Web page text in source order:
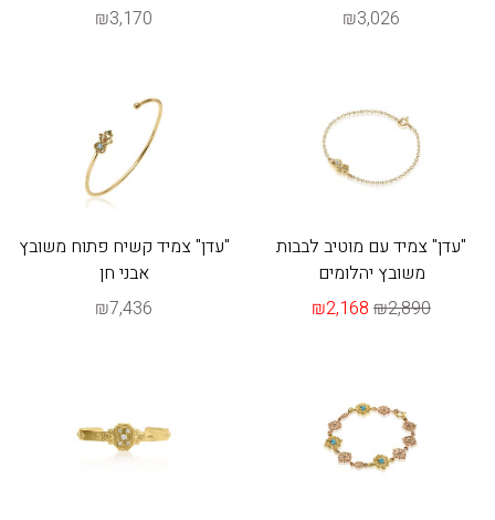
₪3,026
₪3,170
"עדן" צמיד עם מוטיב לבבות
משובץ יהלומים
₪2,168 ₪2,890
"עדן" צמיד קשיח פתוח משובץ
אבני חן
₪7,436